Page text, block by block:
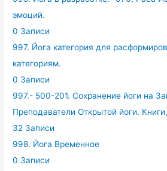
эмоций.
0 Записи
997. Йога категория для
категориям.
0 Записи
997.- 500-201. Сохранение йоги на
Преподаватели Открытой йоги.
32 Записи
998. Йога Временное
0 Записи